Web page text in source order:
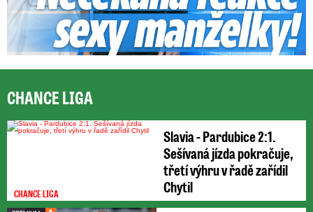
CHANCE LIGA
CHANCE LIGA
Slavia - Pardubice 2:1.
Sešívaná jízda pokračuje,
třetí výhru v řadě zařídil
Chytil